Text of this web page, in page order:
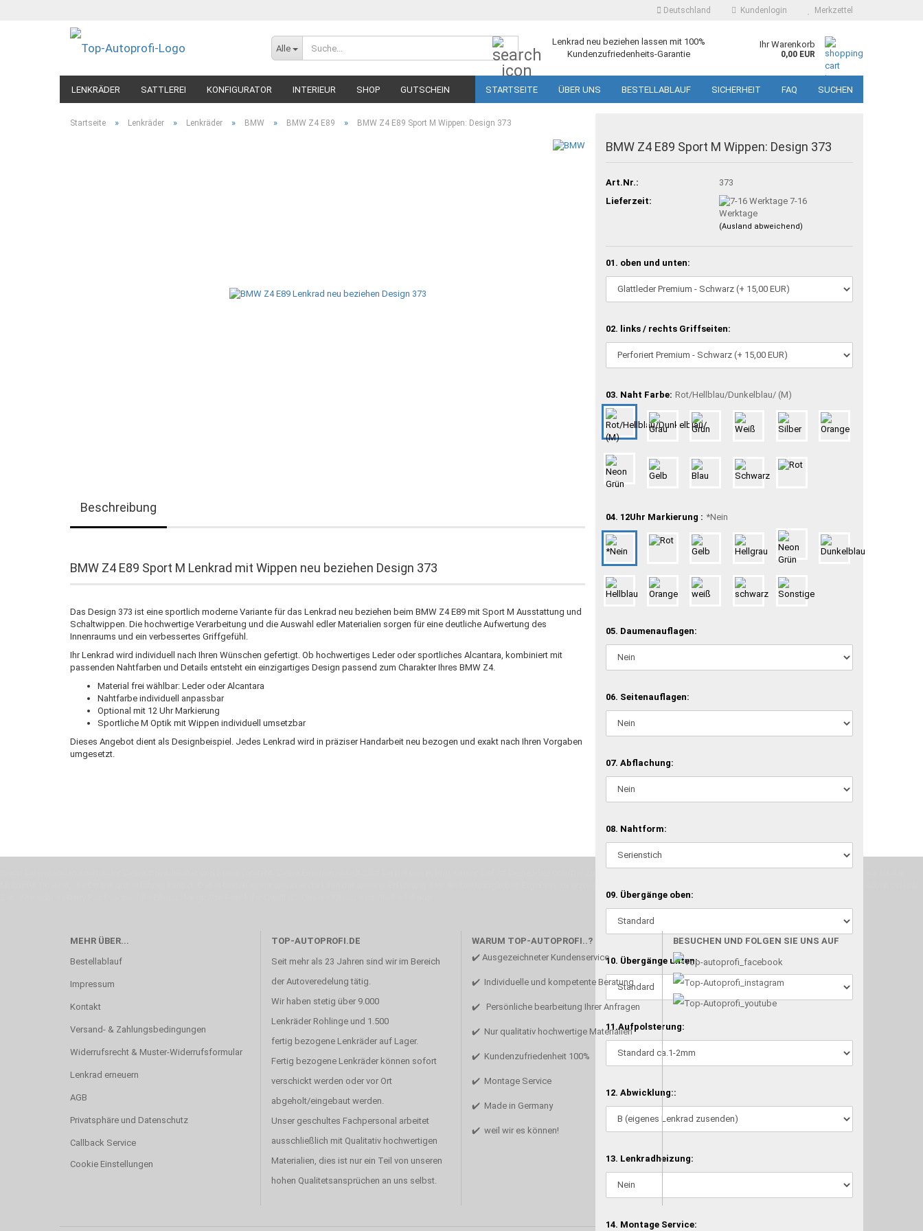
Deutschland Kundenlogin Merkzettel
Alle
Lenkrad neu beziehen lassen mit 100%
Kundenzufriedenheits-Garantie
Ihr Warenkorb
0,00 EUR
LENKRÄDER SATTLEREI KONFIGURATOR INTERIEUR SHOP GUTSCHEIN STARTSEITE ÜBER UNS BESTELLABLAUF SICHERHEIT FAQ SUCHEN
Startseite » Lenkräder » Lenkräder » BMW » BMW Z4 E89 » BMW Z4 E89 Sport M Wippen: Design 373
BMW Z4 E89 Sport M Wippen: Design 373
Art.Nr.:
373
Lieferzeit:
7-16
Werktage
(Ausland abweichend)
01. oben und unten:
02. links / rechts Griffseiten:
03. Naht Farbe: Rot/Hellblau/Dunkelblau/ (M)
04. 12Uhr Markierung : *Nein
05. Daumenauflagen:
06. Seitenauflagen:
07. Abflachung:
08. Nahtform:
09. Übergänge oben:
10. Übergänge unten:
11.Aufpolsterung:
12. Abwicklung::
13. Lenkradheizung:
14. Montage Service:
Beschreibung
BMW Z4 E89 Sport M Lenkrad mit Wippen neu beziehen Design 373
Das Design 373 ist eine sportlich moderne Variante für das Lenkrad neu beziehen beim BMW Z4 E89 mit Sport M Ausstattung und
Schaltwippen. Die hochwertige Verarbeitung und die Auswahl edler Materialien sorgen für eine deutliche Aufwertung des
Innenraums und ein verbessertes Griffgefühl.
Ihr Lenkrad wird individuell nach Ihren Wünschen gefertigt. Ob hochwertiges Leder oder sportliches Alcantara, kombiniert mit
passenden Nahtfarben und Details entsteht ein einzigartiges Design passend zum Charakter Ihres BMW Z4.
Material frei wählbar: Leder oder Alcantara
Nahtfarbe individuell anpassbar
Optional mit 12 Uhr Markierung
Sportliche M Optik mit Wippen individuell umsetzbar
Dieses Angebot dient als Designbeispiel. Jedes Lenkrad wird in präziser Handarbeit neu bezogen und exakt nach Ihren Vorgaben
umgesetzt.
MEHR ÜBER...
Bestellablauf
Impressum
Kontakt
Versand- & Zahlungsbedingungen
Widerrufsrecht & Muster-Widerrufsformular
Lenkrad erneuern
AGB
Privatsphäre und Datenschutz
Callback Service
Cookie Einstellungen
TOP-AUTOPROFI.DE
Seit mehr als 23 Jahren sind wir im Bereich
der Autoveredelung tätig.
Wir haben stetig über 9.000
Lenkräder Rohlinge und 1.500
fertig bezogene Lenkräder auf Lager.
Fertig bezogene Lenkräder können sofort
verschickt werden oder vor Ort
abgeholt/eingebaut werden.
Unser geschultes Fachpersonal arbeitet
ausschließlich mit Qualitativ hochwertigen
Materialien, dies ist nur ein Teil von unseren
hohen Qualitetsansprüchen an uns selbst.
WARUM TOP-AUTOPROFI..?
✔️ Ausgezeichneter Kundenservice
✔️ Individuelle und kompetente Beratung
✔️ Persönliche bearbeitung Ihrer Anfragen
✔️ Nur qualitativ hochwertige Materialien
✔️ Kundenzufriedenheit 100%
✔️ Montage Service
✔️ Made in Germany
✔️ weil wir es können!
BESUCHEN UND FOLGEN SIE UNS AUF